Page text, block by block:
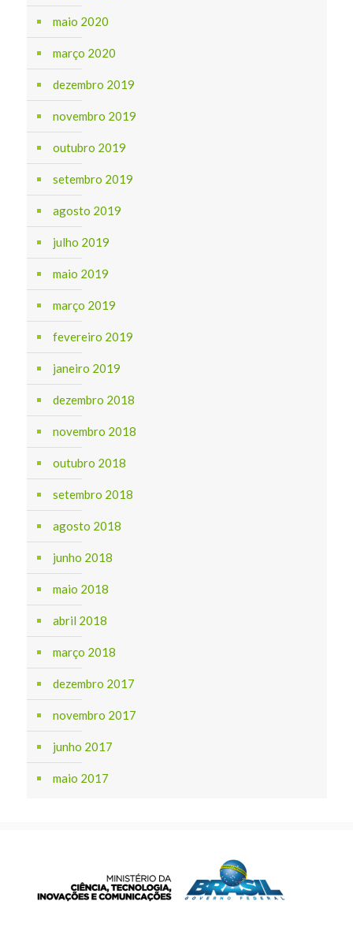
maio 2020
março 2020
dezembro 2019
novembro 2019
outubro 2019
setembro 2019
agosto 2019
julho 2019
maio 2019
março 2019
fevereiro 2019
janeiro 2019
dezembro 2018
novembro 2018
outubro 2018
setembro 2018
agosto 2018
junho 2018
maio 2018
abril 2018
março 2018
dezembro 2017
novembro 2017
junho 2017
maio 2017